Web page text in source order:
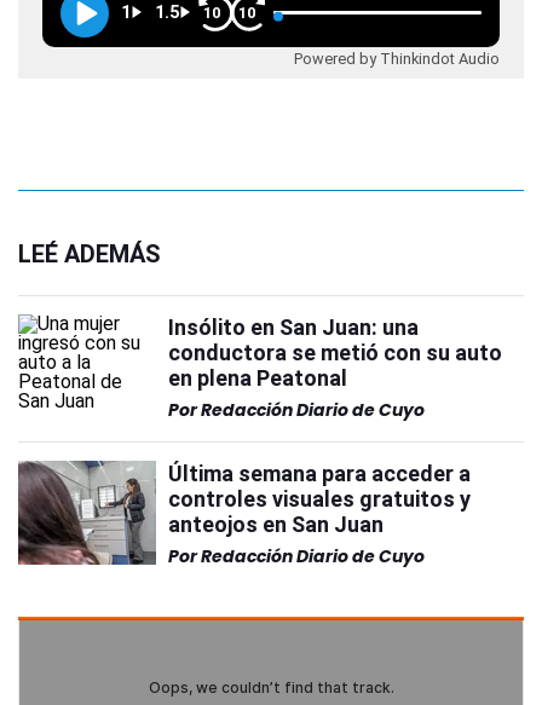
1 1.5 10 10
Powered by Thinkindot Audio
LEÉ ADEMÁS
Insólito en San Juan: una
conductora se metió con su auto
en plena Peatonal
PorRedacción Diario de Cuyo
Última semana para acceder a
controles visuales gratuitos y
anteojos en San Juan
PorRedacción Diario de Cuyo